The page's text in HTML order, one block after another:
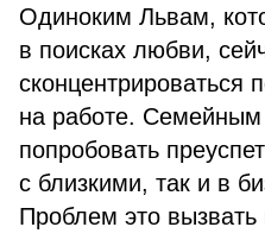
Одиноким Львам,
в поисках любви,
сконцентрироваться
на работе.
попробовать
с близкими, так и в
Проблем это